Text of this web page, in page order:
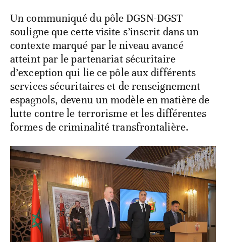
Un communiqué du pôle DGSN-DGST
souligne que cette visite s’inscrit dans un
contexte marqué par le niveau avancé
atteint par le partenariat sécuritaire
d’exception qui lie ce pôle aux différents
services sécuritaires et de renseignement
espagnols, devenu un modèle en matière de
lutte contre le terrorisme et les différentes
formes de criminalité transfrontalière.